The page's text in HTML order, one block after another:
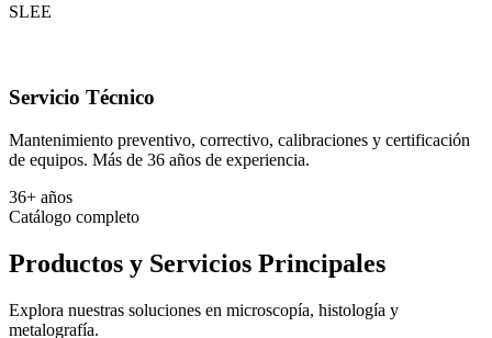
SLEE
Servicio Técnico
Mantenimiento preventivo, correctivo, calibraciones y certificación
de equipos. Más de 36 años de experiencia.
36+ años
Catálogo completo
Productos y Servicios Principales
Explora nuestras soluciones en microscopía, histología y
metalografía.